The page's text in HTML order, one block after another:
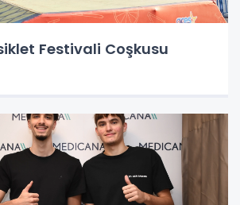
Festivali Coşkusu